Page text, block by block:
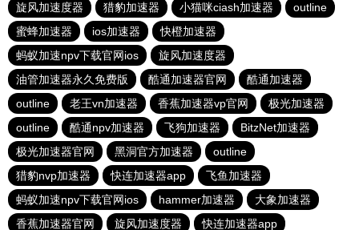
旋风加速度器
猎豹加速器 小猫咪ciash加速器
outline
蜜蜂加速器
ios加速器
快橙加速器
蚂蚁加速npv下载官网ios
旋风加速度器
油管加速器永久免费版
酷通加速器官网
酷通加速器
outline
老王vn加速器 香蕉加速器vp官网
极光加速器
outline
酷通npv加速器 飞狗加速器
BitzNet加速器
极光加速器官网
黑洞官方加速器
outline
猎豹nvp加速器
快连加速器app
飞鱼加速器
蚂蚁加速npv下载官网ios
hammer加速器
大象加速器
香蕉加速器官网
旋风加速度器 快连加速器app